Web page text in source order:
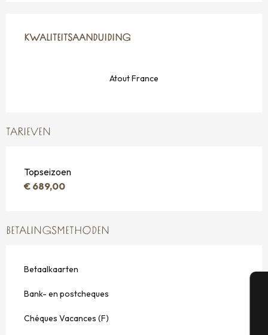
KWALITEITSAANDUIDING
KWALITEITSAANDUIDING
Atout France
TARIEVEN
Topseizoen
€ 689,00
BETALINGSMETHODEN
Betaalkaarten
Bank- en postcheques
Chéques Vacances (F)